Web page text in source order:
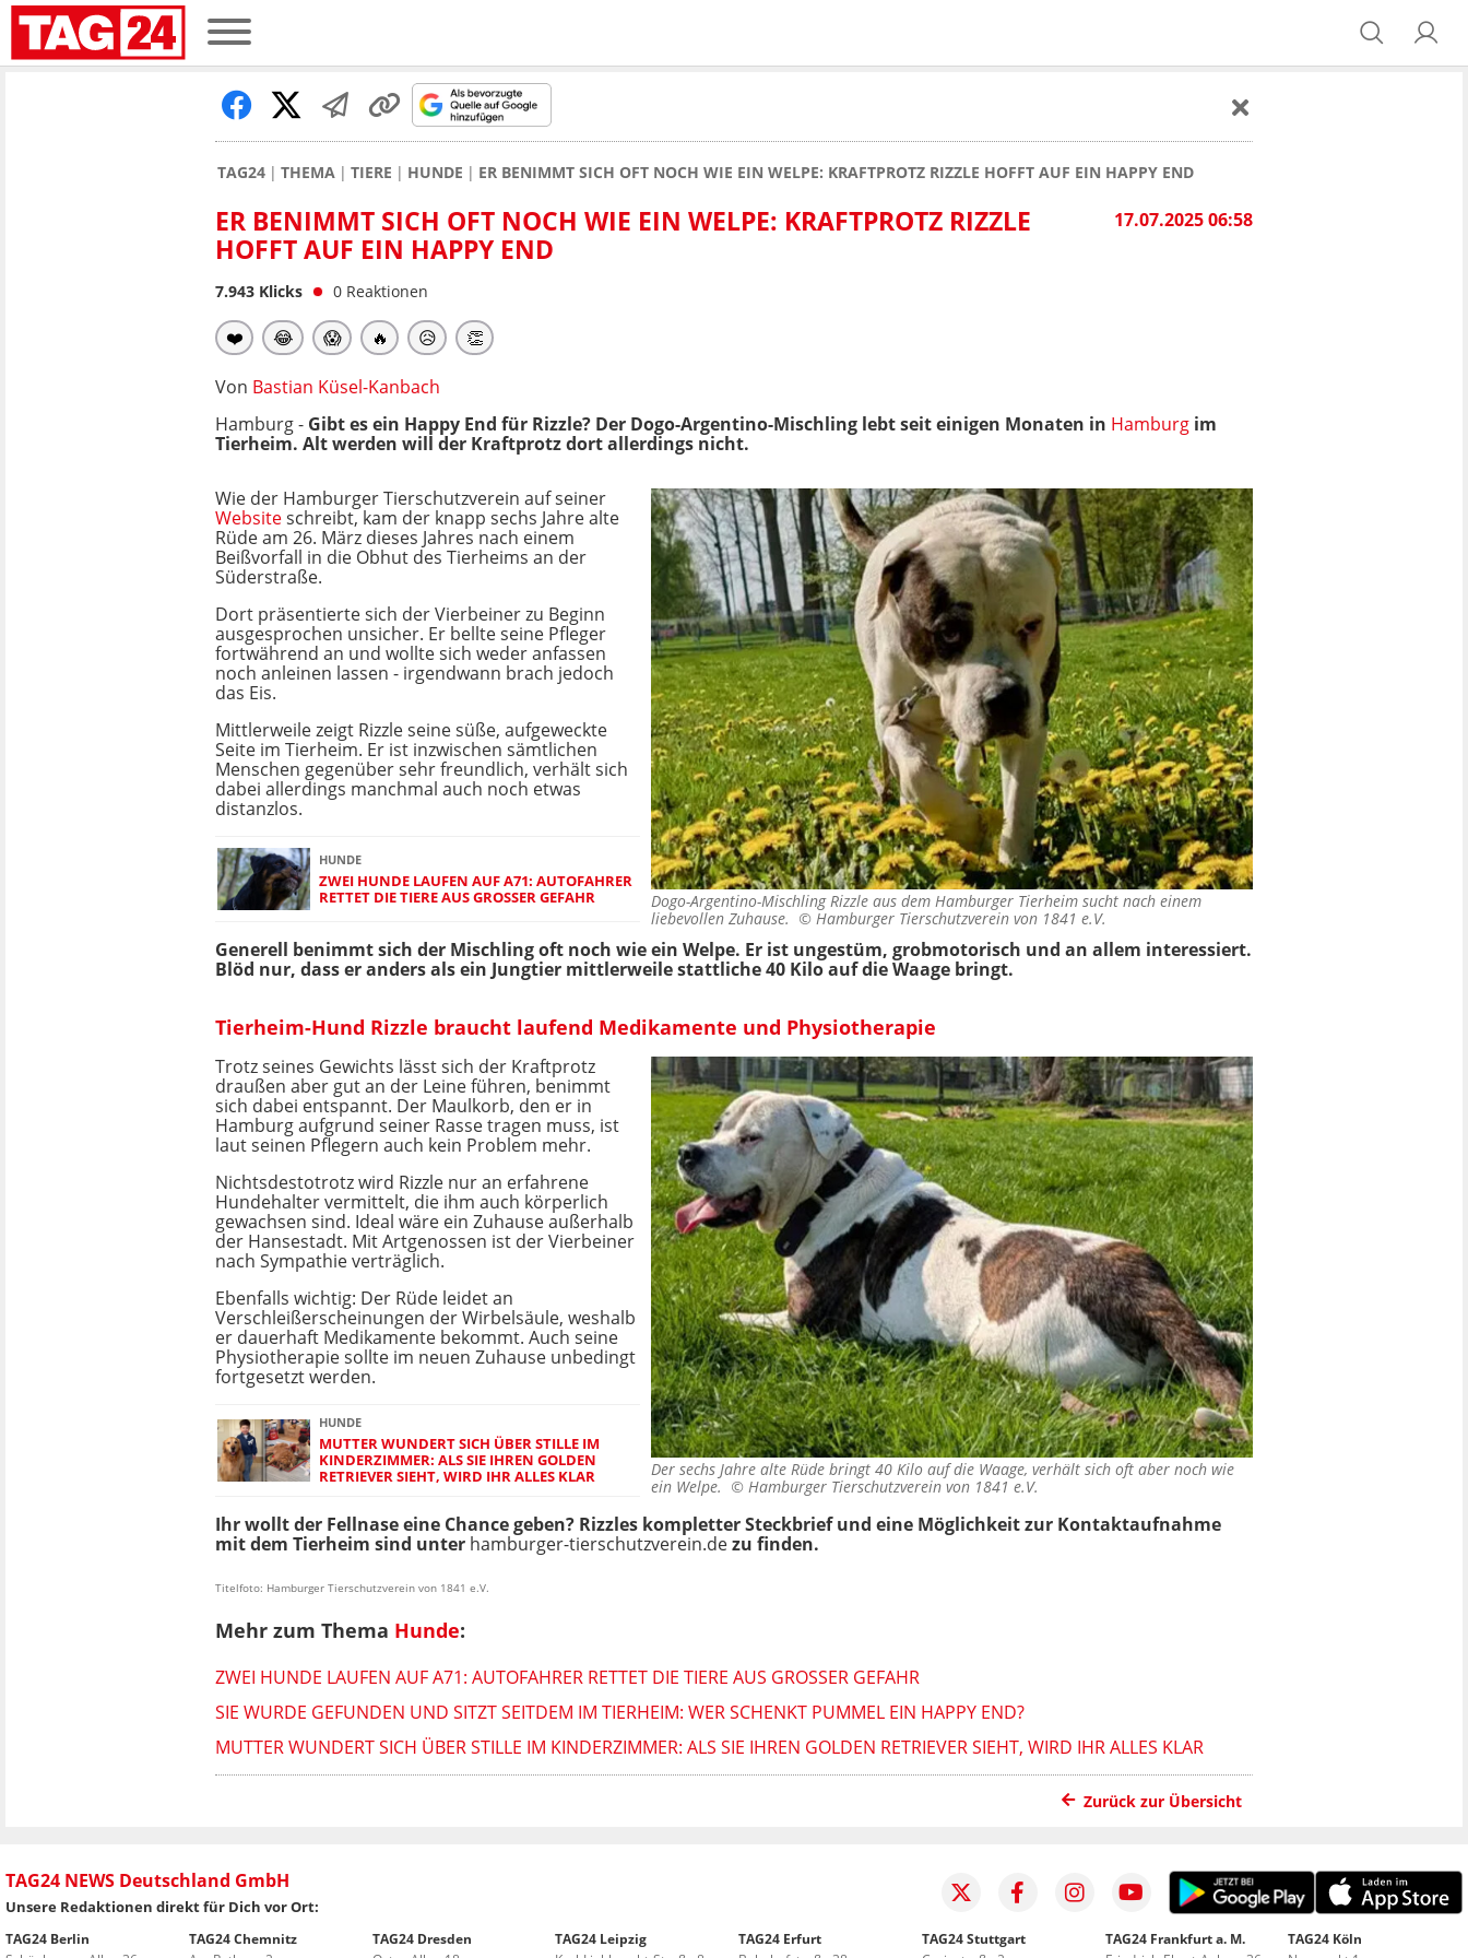
TAG24 THEMA TIERE HUNDE ER BENIMMT SICH OFT NOCH WIE EIN WELPE: KRAFTPROTZ RIZZLE HOFFT AUF EIN HAPPY END
17.07.2025 06:58
ER BENIMMT SICH OFT NOCH WIE EIN WELPE: KRAFTPROTZ RIZZLE
HOFFT AUF EIN HAPPY END
7.943 Klicks 0 Reaktionen
❤️ 😂 😱 🔥 😥 👏
Von Bastian Küsel-Kanbach
Hamburg - Gibt es ein Happy End für Rizzle? Der Dogo-Argentino-Mischling lebt seit einigen Monaten in Hamburg im
Tierheim. Alt werden will der Kraftprotz dort allerdings nicht.
Dogo-Argentino-Mischling Rizzle aus dem Hamburger Tierheim sucht nach einem
liebevollen Zuhause. © Hamburger Tierschutzverein von 1841 e.V.
Wie der Hamburger Tierschutzverein auf seiner
Websiteschreibt, kam der knapp sechs Jahre alte
Rüde am 26. März dieses Jahres nach einem
Beißvorfall in die Obhut des Tierheims an der
Süderstraße.
Dort präsentierte sich der Vierbeiner zu Beginn
ausgesprochen unsicher. Er bellte seine Pfleger
fortwährend an und wollte sich weder anfassen
noch anleinen lassen - irgendwann brach jedoch
das Eis.
Mittlerweile zeigt Rizzle seine süße, aufgeweckte
Seite im Tierheim. Er ist inzwischen sämtlichen
Menschen gegenüber sehr freundlich, verhält sich
dabei allerdings manchmal auch noch etwas
distanzlos.
HUNDE
ZWEI HUNDE LAUFEN AUF A71: AUTOFAHRER
RETTET DIE TIERE AUS GROSSER GEFAHR
Generell benimmt sich der Mischling oft noch wie ein Welpe. Er ist ungestüm, grobmotorisch und an allem interessiert.
Blöd nur, dass er anders als ein Jungtier mittlerweile stattliche 40 Kilo auf die Waage bringt.
Tierheim-Hund Rizzle braucht laufend Medikamente und Physiotherapie
Der sechs Jahre alte Rüde bringt 40 Kilo auf die Waage, verhält sich oft aber noch wie
ein Welpe. © Hamburger Tierschutzverein von 1841 e.V.
Trotz seines Gewichts lässt sich der Kraftprotz
draußen aber gut an der Leine führen, benimmt
sich dabei entspannt. Der Maulkorb, den er in
Hamburg aufgrund seiner Rasse tragen muss, ist
laut seinen Pflegern auch kein Problem mehr.
Nichtsdestotrotz wird Rizzle nur an erfahrene
Hundehalter vermittelt, die ihm auch körperlich
gewachsen sind. Ideal wäre ein Zuhause außerhalb
der Hansestadt. Mit Artgenossen ist der Vierbeiner
nach Sympathie verträglich.
Ebenfalls wichtig: Der Rüde leidet an
Verschleißerscheinungen der Wirbelsäule, weshalb
er dauerhaft Medikamente bekommt. Auch seine
Physiotherapie sollte im neuen Zuhause unbedingt
fortgesetzt werden.
HUNDE
MUTTER WUNDERT SICH ÜBER STILLE IM
KINDERZIMMER: ALS SIE IHREN GOLDEN
RETRIEVER SIEHT, WIRD IHR ALLES KLAR
Ihr wollt der Fellnase eine Chance geben? Rizzles kompletter Steckbrief und eine Möglichkeit zur Kontaktaufnahme
mit dem Tierheim sind unter hamburger-tierschutzverein.dezu finden.
Titelfoto: Hamburger Tierschutzverein von 1841 e.V.
Mehr zum Thema Hunde:
ZWEI HUNDE LAUFEN AUF A71: AUTOFAHRER RETTET DIE TIERE AUS GROSSER GEFAHR
SIE WURDE GEFUNDEN UND SITZT SEITDEM IM TIERHEIM: WER SCHENKT PUMMEL EIN HAPPY END?
MUTTER WUNDERT SICH ÜBER STILLE IM KINDERZIMMER: ALS SIE IHREN GOLDEN RETRIEVER SIEHT, WIRD IHR ALLES KLAR
Zurück zur Übersicht
TAG24 NEWS Deutschland GmbH
Unsere Redaktionen direkt für Dich vor Ort:
TAG24 Berlin
TAG24 Chemnitz
TAG24 Dresden
TAG24 Leipzig
TAG24 Erfurt
TAG24 Stuttgart
TAG24 Frankfurt a. M.
TAG24 Köln